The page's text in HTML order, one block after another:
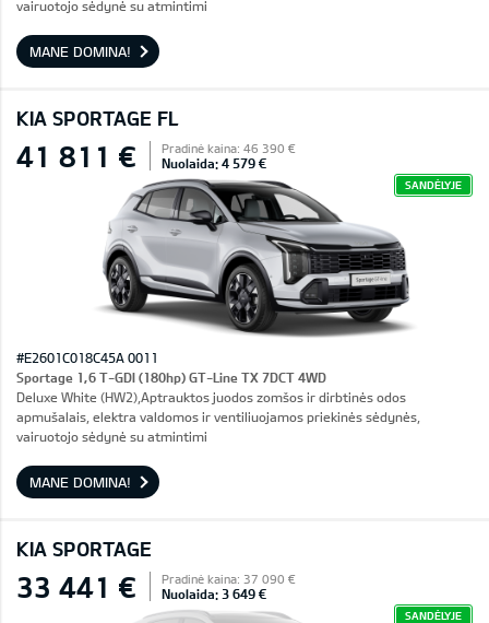
vairuotojo sėdynė su atmintimi
MANE DOMINA!
KIA SPORTAGE FL
41 811 € Pradinė kaina: 46 390 €
Nuolaida: 4 579 €
SANDĖLYJE
#E2601C018C45A 0011
Sportage 1,6 T-GDI (180hp) GT-Line TX 7DCT 4WD
Deluxe White (HW2),Aptrauktos juodos zomšos ir dirbtinės odos
apmušalais, elektra valdomos ir ventiliuojamos priekinės sėdynės,
vairuotojo sėdynė su atmintimi
MANE DOMINA!
KIA SPORTAGE
33 441 € Pradinė kaina: 37 090 €
Nuolaida: 3 649 €
SANDĖLYJE